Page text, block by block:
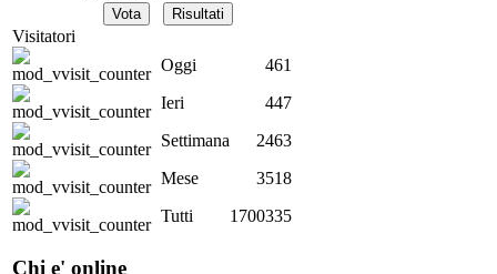
Visitatori
Oggi
461
Ieri
447
Settimana
2463
Mese
3518
Tutti
1700335
Chi e' online